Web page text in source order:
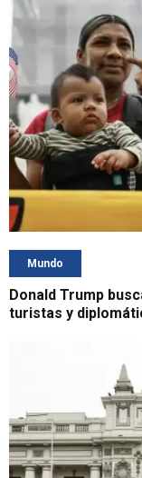
Mundo
Donald Trump
turistas y